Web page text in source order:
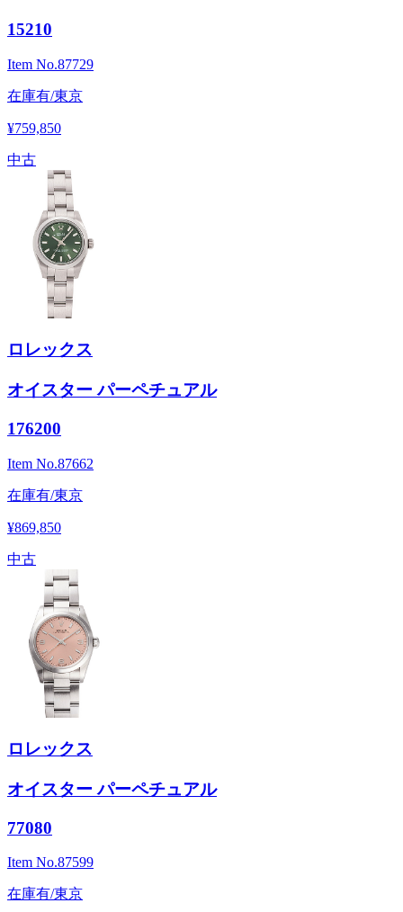
15210
Item No.87729
在庫有/東京
¥759,850
中古
ロレックス
オイスター パーペチュアル
176200
Item No.87662
在庫有/東京
¥869,850
中古
ロレックス
オイスター パーペチュアル
77080
Item No.87599
在庫有/東京